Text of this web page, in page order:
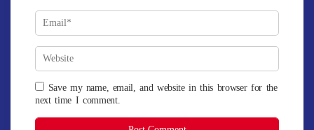
Save my name, email, and website in this browser for the
next time I comment.